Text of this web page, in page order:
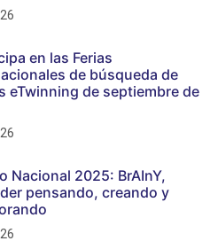
en las Ferias
de búsqueda de
eTwinning de septiembre de
Nacional 2025: BrAInY,
pensando, creando y